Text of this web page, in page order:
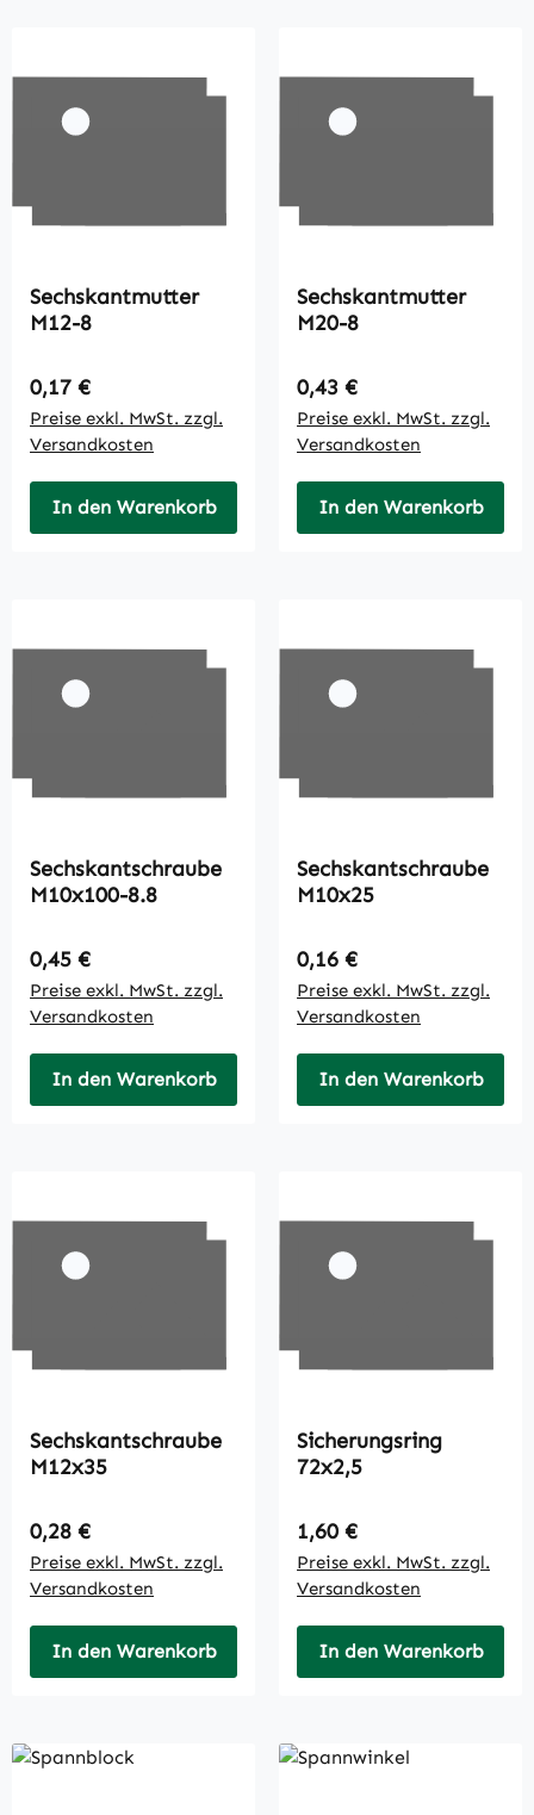
Sechskantmutter
M12-8
Regulärer Preis:
0,17 €
Preise exkl. MwSt. zzgl.
Versandkosten
In den Warenkorb
Sechskantmutter
M20-8
Regulärer Preis:
0,43 €
Preise exkl. MwSt. zzgl.
Versandkosten
In den Warenkorb
Sechskantschraube
M10x100-8.8
Regulärer Preis:
0,45 €
Preise exkl. MwSt. zzgl.
Versandkosten
In den Warenkorb
Sechskantschraube
M10x25
Regulärer Preis:
0,16 €
Preise exkl. MwSt. zzgl.
Versandkosten
In den Warenkorb
Sechskantschraube
M12x35
Regulärer Preis:
0,28 €
Preise exkl. MwSt. zzgl.
Versandkosten
In den Warenkorb
Sicherungsring
72x2,5
Regulärer Preis:
1,60 €
Preise exkl. MwSt. zzgl.
Versandkosten
In den Warenkorb